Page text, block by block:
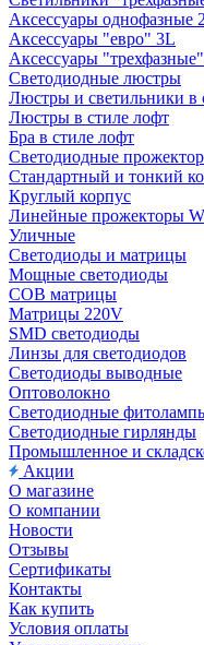
Аксессуары однофазные
Аксессуары "евро" 3L
Аксессуары
Светодиодные люстры
Люстры и светильники в
Люстры в стиле лофт
Бра в стиле лофт
Светодиодные
Стандартный и тонкий
Круглый корпус
Линейные прожекторы
Уличные
Светодиоды и матрицы
Мощные светодиоды
COB матрицы
Матрицы 220V
SMD светодиоды
Линзы для светодиодов
Светодиоды выводные
Оптоволокно
Светодиодные
Светодиодные гирлянды
Промышленное и
Акции
О магазине
О компании
Новости
Отзывы
Сертификаты
Контакты
Как купить
Условия оплаты